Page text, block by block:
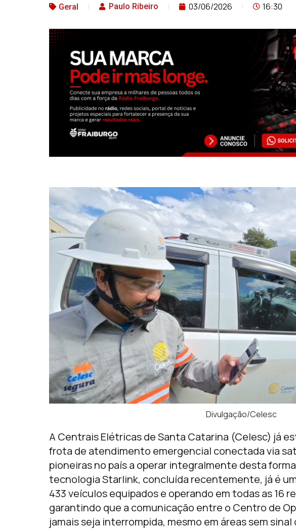
Geral Paulo Ribeiro 03/06/2026 16:30
Divulgação/Celesc
A Centrais Elétricas de Santa Catarina (Celesc) já
frota de atendimento emergencial conectada via
pioneiras no país a operar integralmente desta
tecnologia Starlink, concluída recentemente, já é
433 veículos equipados e operando em todas as 16
garantindo que a comunicação entre o Centro de
jamais seja interrompida, mesmo em áreas sem